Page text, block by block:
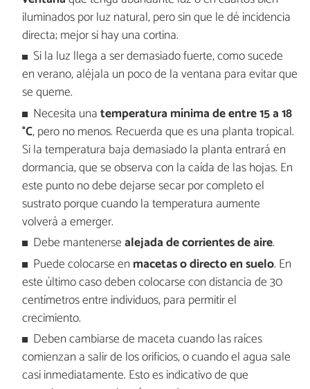
iluminados por luz natural, pero sin que le dé incidencia
directa; mejor si hay una cortina.
Si la luz llega a ser demasiado fuerte, como sucede
en verano, aléjala un poco de la ventana para evitar que
se queme.
Necesita unatemperatura mínima de entre 15 a 18
°C, pero no menos. Recuerda que es una planta tropical.
Si la temperatura baja demasiado la planta entrará en
dormancia, que se observa con la caída de las hojas. En
este punto no debe dejarse secar por completo el
sustrato porque cuando la temperatura aumente
volverá a emerger.
Debe mantenersealejada de corrientes de aire.
Puede colocarse en macetas o directo en suelo. En
este último caso deben colocarse con distancia de 30
centímetros entre individuos, para permitir el
crecimiento.
Deben cambiarse de maceta cuando las raíces
comienzan a salir de los orificios, o cuando el agua sale
casi inmediatamente. Esto es indicativo de que